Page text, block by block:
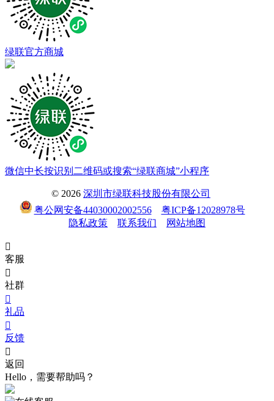
绿联官方商城
微信中长按识别二维码或搜索“绿联商城”小程序
© 2026 深圳市绿联科技股份有限公司
粤公网安备44030002002556
粤ICP备12028978号
隐私政策
联系我们 网站地图

客服

社群

礼品

反馈

返回
Hello，需要帮助吗？